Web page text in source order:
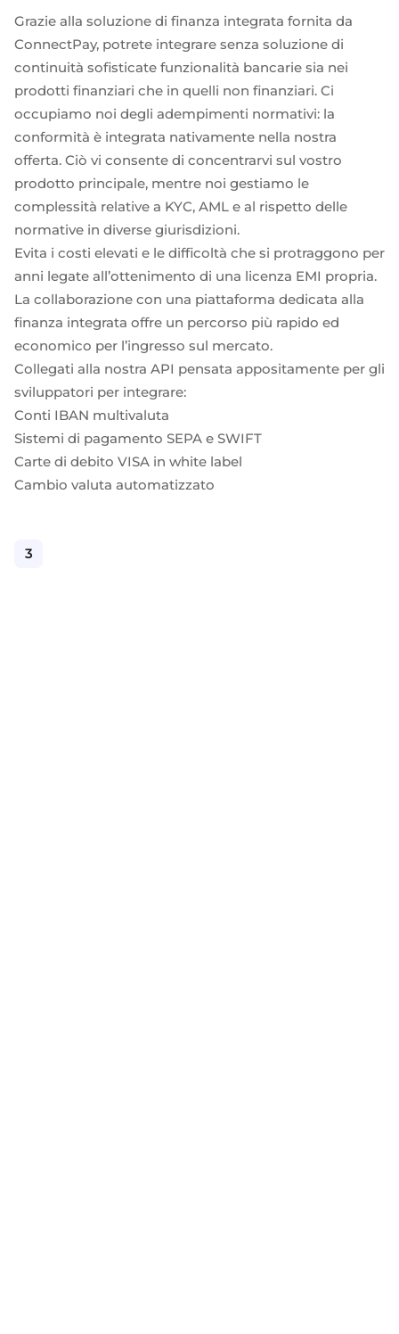
Prestito
Gestione patrimoniale
Commercio elettronico
Acquisizione della carta
VISA, Mastercard, carte di debito o di credito
Pagamenti ricorrenti
Abbonamenti
Finanza incorporata
Massimizzate il vostro raggio d'azione con le nostre soluzioni
finanziarie modulari integrate su misura per la vostra attività,
lavorando sotto la nostra licenza EMI.
Selezionate e collegate i moduli di cui avete
bisogno tramite un'unica serie di API.
Indice europeo Fintech
Grazie alla soluzione di finanza integrata fornita da
ConnectPay, potrete integrare senza soluzione di
continuità sofisticate funzionalità bancarie sia nei
prodotti finanziari che in quelli non finanziari. Ci
occupiamo noi degli adempimenti normativi: la
conformità è integrata nativamente nella nostra
offerta. Ciò vi consente di concentrarvi sul vostro
prodotto principale, mentre noi gestiamo le
complessità relative a KYC, AML e al rispetto delle
normative in diverse giurisdizioni.
Evita i costi elevati e le difficoltà che si protraggono per
anni legate all’ottenimento di una licenza EMI propria.
La collaborazione con una piattaforma dedicata alla
finanza integrata offre un percorso più rapido ed
economico per l’ingresso sul mercato.
Collegati alla nostra API pensata appositamente per gli
sviluppatori per integrare:
Conti IBAN multivaluta
Sistemi di pagamento SEPA e SWIFT
Carte di debito VISA in white label
Cambio valuta automatizzato
1
2
3